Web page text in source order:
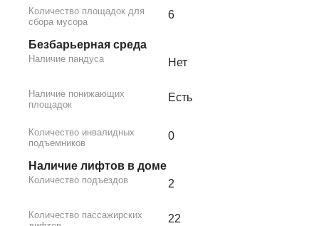
Количество площадок для
сбора мусора
6
Безбарьерная среда
Наличие пандуса Нет
Наличие понижающих
площадок
Есть
Количество инвалидных
подъемников
0
Наличие лифтов в доме
Количество подъездов 2
Количество пассажирских
22